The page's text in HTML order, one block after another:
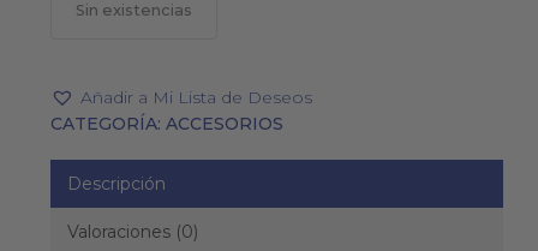
Sin existencias
Añadir a Mi Lista de Deseos
CATEGORÍA: ACCESORIOS
Descripción
Valoraciones (0)